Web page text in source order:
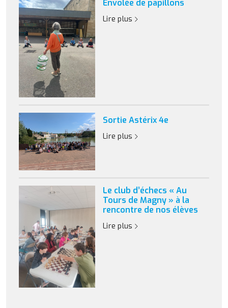
Envolée de papillons
Lire plus
Sortie Astérix 4e
Lire plus
Le club d’échecs « Au
Tours de Magny » à la
rencontre de nos élèves
Lire plus